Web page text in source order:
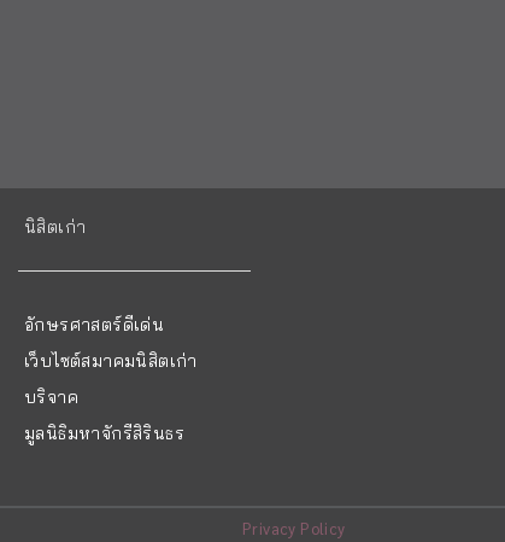
นิสิตเก่า
อักษรศาสตร์ดีเด่น
เว็บไซต์สมาคมนิสิตเก่า
บริจาค
มูลนิธิมหาจักรีสิรินธร
Privacy Policy